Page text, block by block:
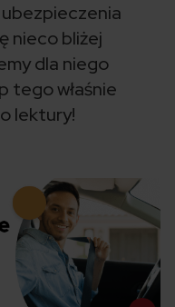
nieco bliżej
dla niego
tego właśnie
lektury!